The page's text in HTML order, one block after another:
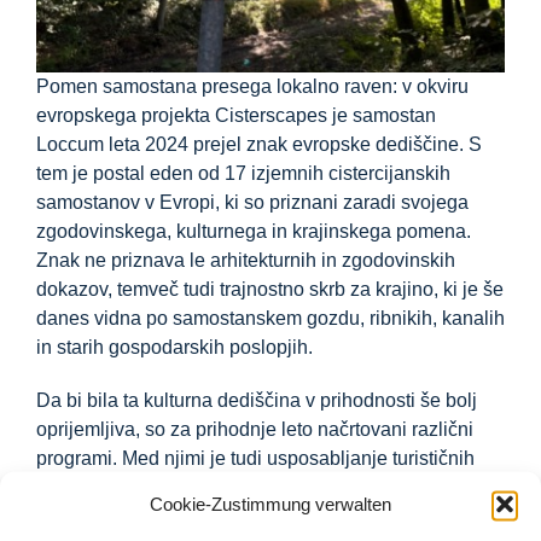
Cookie-Zustimmung verwalten
Pomen samostana presega lokalno raven: v okviru
evropskega projekta Cisterscapes je samostan
Loccum leta 2024 prejel znak evropske dediščine. S
tem je postal eden od 17 izjemnih cistercijanskih
samostanov v Evropi, ki so priznani zaradi svojega
zgodovinskega, kulturnega in krajinskega pomena.
Znak ne priznava le arhitekturnih in zgodovinskih
dokazov, temveč tudi trajnostno skrb za krajino, ki je še
danes vidna po samostanskem gozdu, ribnikih, kanalih
in starih gospodarskih poslopjih.
Da bi bila ta kulturna dediščina v prihodnosti še bolj
oprijemljiva, so za prihodnje leto načrtovani različni
programi. Med njimi je tudi usposabljanje turističnih
vodnikov, ki bodo zainteresiranim predstavili krajinsko
pot malih samostanov. Na ta način se bo dediščina ne